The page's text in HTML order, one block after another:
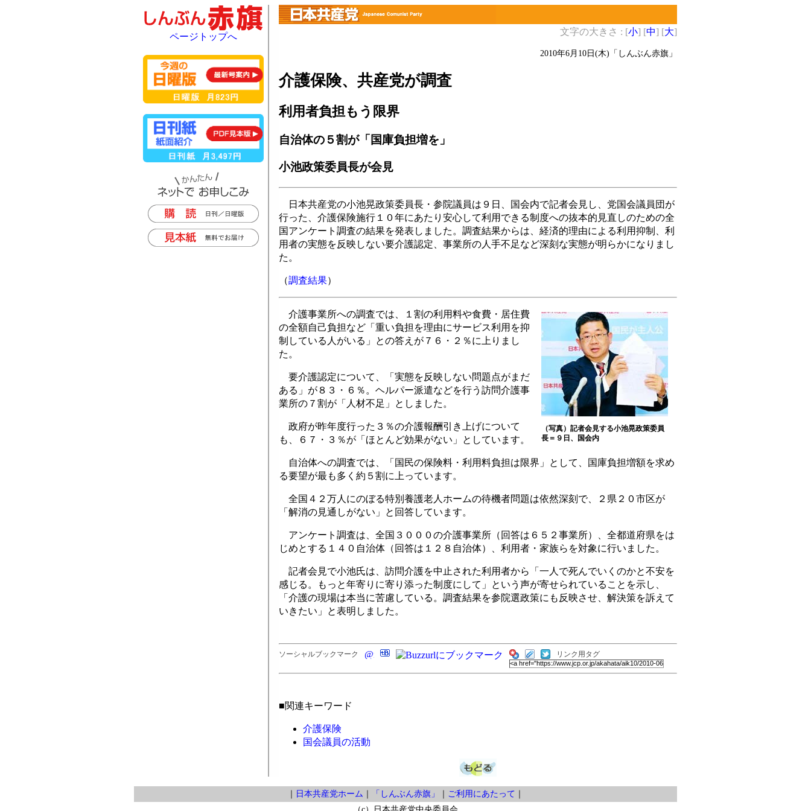
文字の大きさ : [小] [中] [大]
2010年6月10日(木) 「しんぶん赤旗」
介護保険、共産党が調査
利用者負担もう限界
自治体の５割が「国庫負担増を」
小池政策委員長が会見
日本共産党の小池晃政策委員長・参院議員は９日、国会内で記者会見し、党国会議員団が
行った、介護保険施行１０年にあたり安心して利用できる制度への抜本的見直しのための全
国アンケート調査の結果を発表しました。調査結果からは、経済的理由による利用抑制、利
用者の実態を反映しない要介護認定、事業所の人手不足など深刻な実態が明らかになりまし
た。
（調査結果）
（写真）記者会見する小池晃政策委員
長＝９日、国会内
介護事業所への調査では、１割の利用料や食費・居住費
の全額自己負担など「重い負担を理由にサービス利用を抑
制している人がいる」との答えが７６・２％に上りまし
た。
要介護認定について、「実態を反映しない問題点がまだ
ある」が８３・６％。ヘルパー派遣などを行う訪問介護事
業所の７割が「人材不足」としました。
政府が昨年度行った３％の介護報酬引き上げについて
も、６７・３％が「ほとんど効果がない」としています。
自治体への調査では、「国民の保険料・利用料負担は限界」として、国庫負担増額を求め
る要望が最も多く約５割に上っています。
全国４２万人にのぼる特別養護老人ホームの待機者問題は依然深刻で、２県２０市区が
「解消の見通しがない」と回答しています。
アンケート調査は、全国３０００の介護事業所（回答は６５２事業所）、全都道府県をは
じめとする１４０自治体（回答は１２８自治体）、利用者・家族らを対象に行いました。
記者会見で小池氏は、訪問介護を中止された利用者から「一人で死んでいくのかと不安を
感じる。もっと年寄りに寄り添った制度にして」という声が寄せられていることを示し、
「介護の現場は本当に苦慮している。調査結果を参院選政策にも反映させ、解決策を訴えて
いきたい」と表明しました。
ソーシャルブックマーク リンク用タグ
■関連キーワード
介護保険
国会議員の活動
ページトップへ
｜ 日本共産党ホーム ｜ 「しんぶん赤旗」 ｜ ご利用にあたって ｜